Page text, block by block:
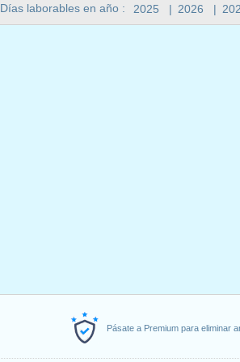
Pásate a Premium para eliminar
Días laborables en año : 2025 | 2026 |